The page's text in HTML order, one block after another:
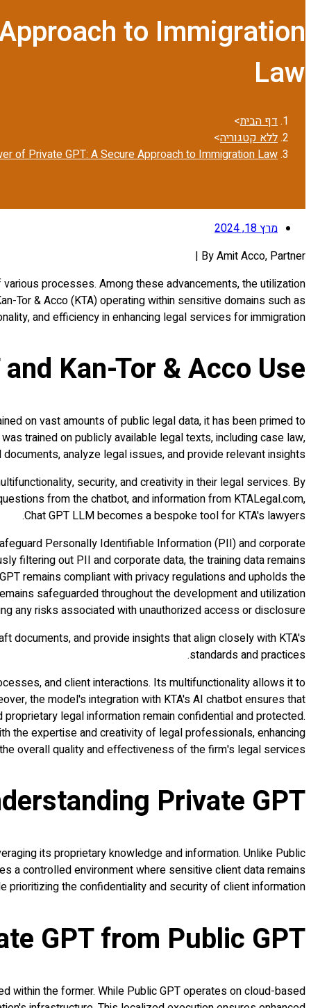
to Immigration
Law
דף הבית>
ללא קטגוריה>
of Private GPT: A Secure Approach to Immigration Law
מרץ 18, 2024
By Amit Acco, Partner |
processes. Among these advancements, the utilization
Tor & Acco (KTA) operating within sensitive domains such as
and efficiency in enhancing legal services for immigration.
Kan-Tor & Acco Use
on vast amounts of public legal data, it has been primed to
trained on publicly available legal texts, including case law,
analyze legal issues, and provide relevant insights.
security, and creativity in their legal services. By
from the chatbot, and information from KTALegal.com,
Chat GPT LLM becomes a bespoke tool for KTA's lawyers.
Personally Identifiable Information (PII) and corporate
filtering out PII and corporate data, the training data remains
remains compliant with privacy regulations and upholds the
safeguarded throughout the development and utilization
any risks associated with unauthorized access or disclosure.
documents, and provide insights that align closely with KTA's
standards and practices.
and client interactions. Its multifunctionality allows it to
the model's integration with KTA's AI chatbot ensures that
legal information remain confidential and protected.
the expertise and creativity of legal professionals, enhancing
the overall quality and effectiveness of the firm's legal services.
Private GPT
its proprietary knowledge and information. Unlike Public
a controlled environment where sensitive client data remains
the confidentiality and security of client information.
GPT from Public GPT
within the former. While Public GPT operates on cloud-based